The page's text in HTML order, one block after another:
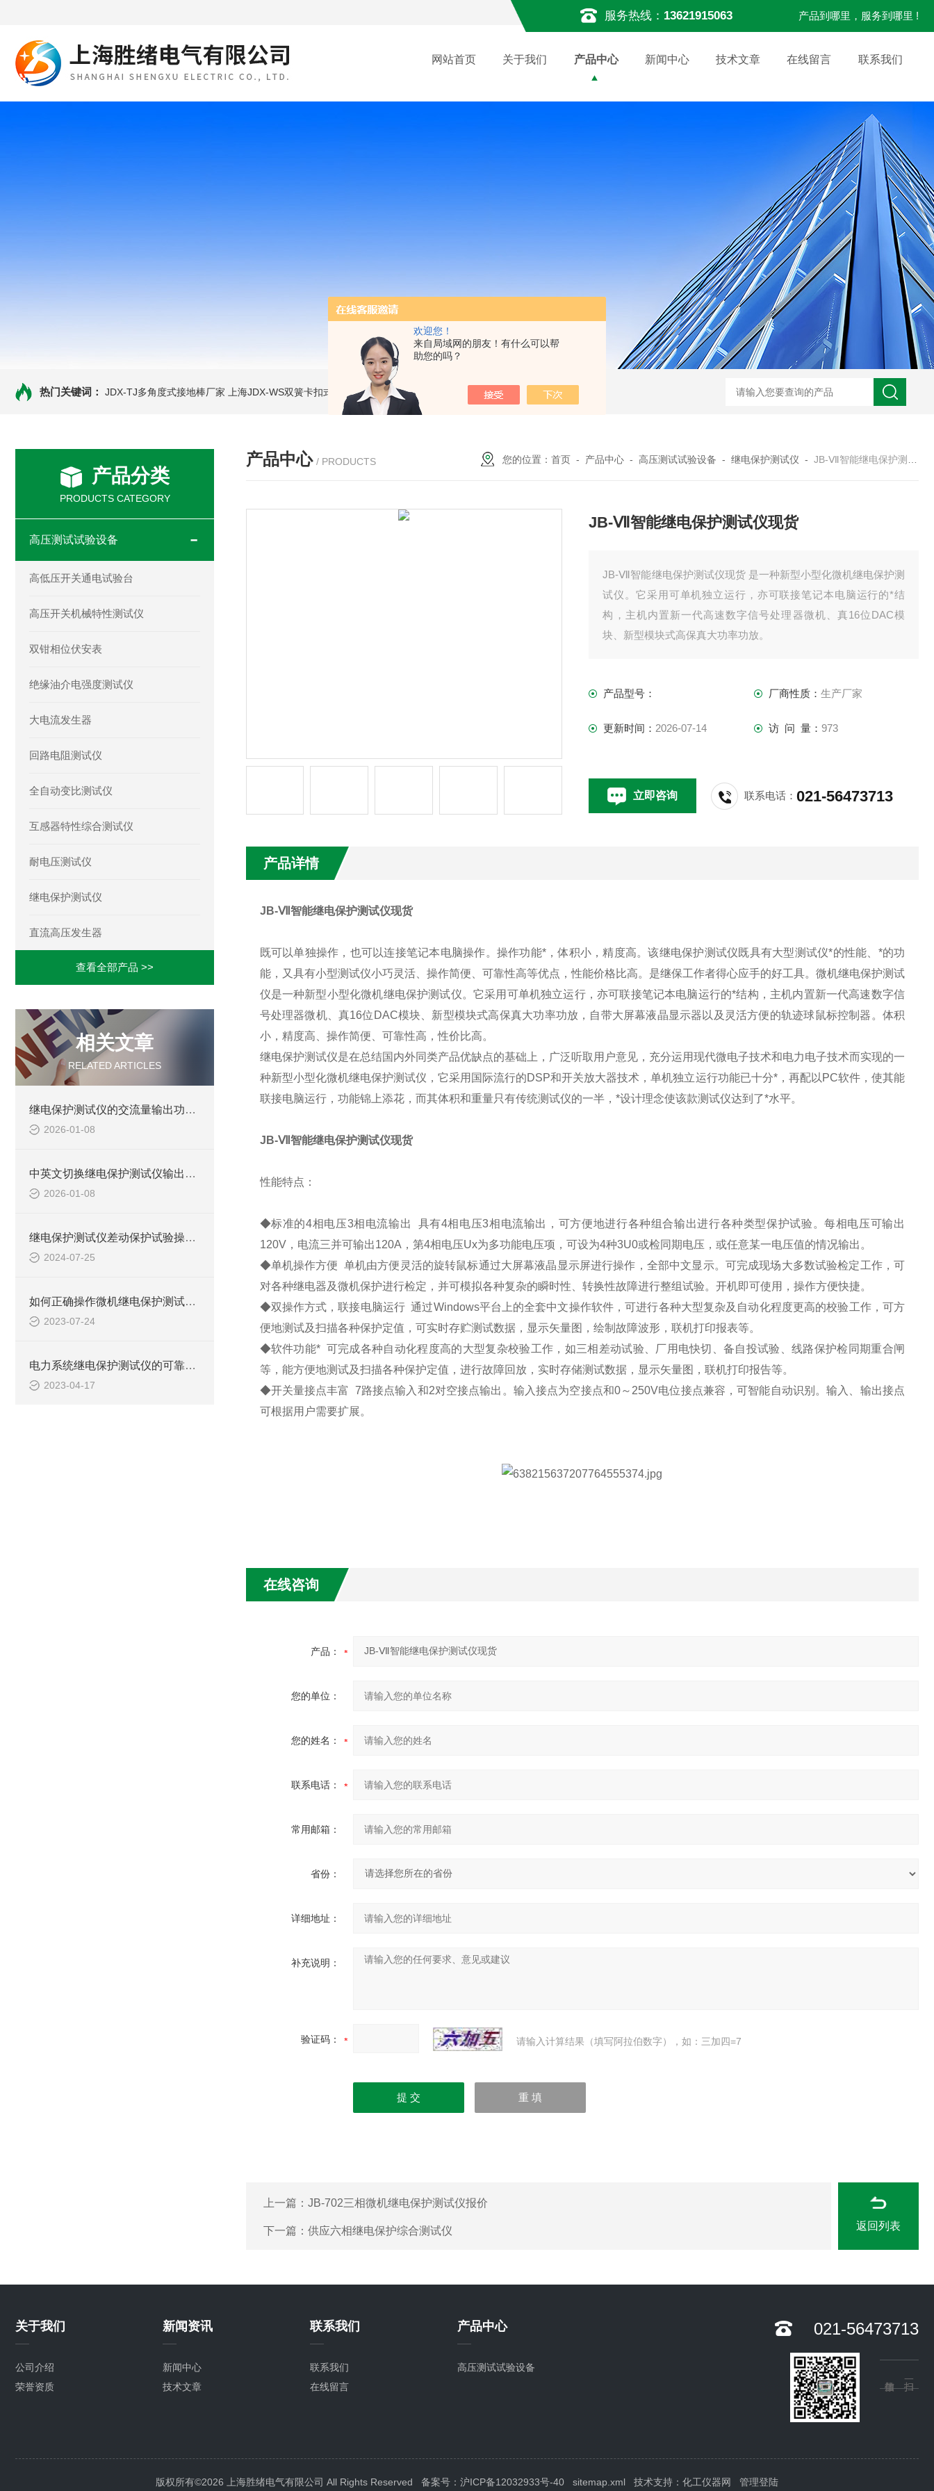
欢迎您！
来自局域网的朋友！有什么可以帮
助您的吗？
服务热线： 13621915063 产品到哪里，服务到哪里 !
网站首页 关于我们 产品中心 新闻中心 技术文章 在线留言 联系我们
热门关键词： JDX-TJ多角度式接地棒厂家 上海JDX-WS双簧卡扣式接地棒 JDX-WL圆口螺旋式（猴头式）接地棒 JDX-S双舌式接地棒价格 HD3400A接地电阻测试仪 S3010数字接地电阻测试仪现货
产品分类
PRODUCTS CATEGORY
高压测试试验设备
高低压开关通电试验台
高压开关机械特性测试仪
双钳相位伏安表
绝缘油介电强度测试仪
大电流发生器
回路电阻测试仪
全自动变比测试仪
互感器特性综合测试仪
耐电压测试仪
继电保护测试仪
直流高压发生器
查看全部产品 >>
相关文章
RELATED ARTICLES
继电保护测试仪的交流量输出功能的精度有多高？
2026-01-08
中英文切换继电保护测试仪输出功能
2026-01-08
继电保护测试仪差动保护试验操作介绍
2024-07-25
如何正确操作微机继电保护测试仪进行测试？
2023-07-24
电力系统继电保护测试仪的可靠性分析与评估
2023-04-17
产品中心 / PRODUCTS 您的位置：首页 - 产品中心 -高压测试试验设备 -继电保护测试仪 -JB-Ⅶ智能继电保护测试仪现货
JB-Ⅶ智能继电保护测试仪现货
JB-Ⅶ智能继电保护测试仪现货 是一种新型小型化微机继电保护测
试仪。它采用可单机独立运行，亦可联接笔记本电脑运行的*结
构，主机内置新一代高速数字信号处理器微机、真16位DAC模
块、新型模块式高保真大功率功放。
产品型号： 厂商性质： 生产厂家
更新时间： 2026-07-14 访 问 量： 973
立即咨询 联系电话：021-56473713
产品详情
JB-Ⅶ智能继电保护测试仪现货
既可以单独操作，也可以连接笔记本电脑操作。操作功能*，体积小，精度高。该继电保护测试仪既具有大型测试仪*的性能、*的功
能，又具有小型测试仪小巧灵活、操作简便、可靠性高等优点，性能价格比高。是继保工作者得心应手的好工具。微机继电保护测试
仪是一种新型小型化微机继电保护测试仪。它采用可单机独立运行，亦可联接笔记本电脑运行的*结构，主机内置新一代高速数字信
号处理器微机、真16位DAC模块、新型模块式高保真大功率功放，自带大屏幕液晶显示器以及灵活方便的轨迹球鼠标控制器。体积
小，精度高、操作简便、可靠性高，性价比高。
继电保护测试仪是在总结国内外同类产品优缺点的基础上，广泛听取用户意见，充分运用现代微电子技术和电力电子技术而实现的一
种新型小型化微机继电保护测试仪，它采用国际流行的DSP和开关放大器技术，单机独立运行功能已十分*，再配以PC软件，使其能
联接电脑运行，功能锦上添花，而其体积和重量只有传统测试仪的一半，*设计理念使该款测试仪达到了*水平。
JB-Ⅶ智能继电保护测试仪现货
性能特点：
◆标准的4相电压3相电流输出 具有4相电压3相电流输出，可方便地进行各种组合输出进行各种类型保护试验。每相电压可输出
120V，电流三并可输出120A，第4相电压Ux为多功能电压项，可设为4种3U0或检同期电压，或任意某一电压值的情况输出。
◆单机操作方便 单机由方便灵活的旋转鼠标通过大屏幕液晶显示屏进行操作，全部中文显示。可完成现场大多数试验检定工作，可
对各种继电器及微机保护进行检定，并可模拟各种复杂的瞬时性、转换性故障进行整组试验。开机即可使用，操作方便快捷。
◆双操作方式，联接电脑运行 通过Windows平台上的全套中文操作软件，可进行各种大型复杂及自动化程度更高的校验工作，可方
便地测试及扫描各种保护定值，可实时存贮测试数据，显示矢量图，绘制故障波形，联机打印报表等。
◆软件功能* 可完成各种自动化程度高的大型复杂校验工作，如三相差动试验、厂用电快切、备自投试验、线路保护检同期重合闸
等，能方便地测试及扫描各种保护定值，进行故障回放，实时存储测试数据，显示矢量图，联机打印报告等。
◆开关量接点丰富 7路接点输入和2对空接点输出。输入接点为空接点和0～250V电位接点兼容，可智能自动识别。输入、输出接点
可根据用户需要扩展。
在线咨询
产品：
您的单位：
您的姓名：
联系电话：
常用邮箱：
省份：
详细地址：
补充说明：
验证码： 请输入计算结果（填写阿拉伯数字），如：三加四=7
上一篇： JB-702三相微机继电保护测试仪报价
下一篇： 供应六相继电保护综合测试仪 返回列表
关于我们
公司介绍
荣誉资质
新闻资讯
新闻中心
技术文章
联系我们
联系我们
在线留言
产品中心
高压测试试验设备
021-56473713
版权所有©2026 上海胜绪电气有限公司 All Rights Reserved 备案号：沪ICP备12032933号-40 sitemap.xml 技术支持： 化工仪器网 管理登陆